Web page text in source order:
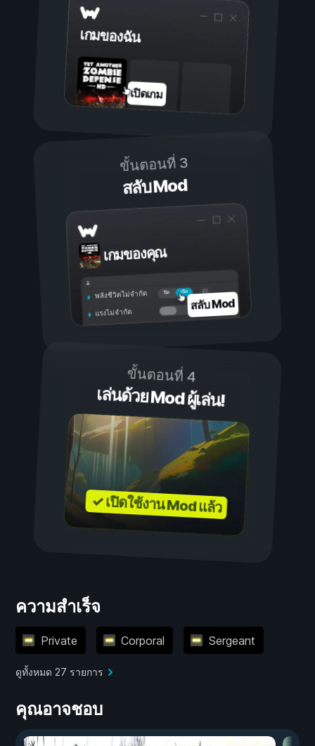
เกมของฉัน
เปิดเกม
ขั้นตอนที่ 3
สลับ Mod
เกมของคุณ
เปิด
ปิด
พลังชีวิตไม่จำกัด
แรงไม่จำกัด สลับ Mod
ขั้นตอนที่ 4
เล่นด้วย Mod ผู้เล่น!
✓ เปิดใช้งาน Mod แล้ว
ความสำเร็จ
Private Corporal Sergeant
ดูทั้งหมด 27 รายการ
คุณอาจชอบ